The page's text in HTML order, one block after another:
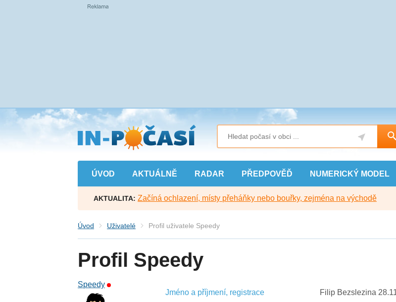
Přejít
na
hlavní
obsah
ÚVOD AKTUÁLNĚ RADAR PŘEDPOVĚĎ NUMERICKÝ MODEL
AKTUALITA: Začíná ochlazení, místy přeháňky nebo bouřky, zejména na východě
Úvod Uživatelé Profil uživatele Speedy
Profil Speedy
Speedy
Jméno a příjmení, registrace Filip Bezslezina